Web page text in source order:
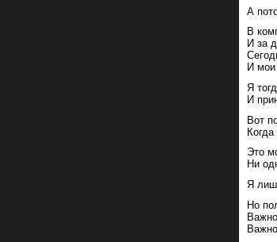
А
В
И за
И мои
Я
И
Вот
Это
Ни
Я
Но